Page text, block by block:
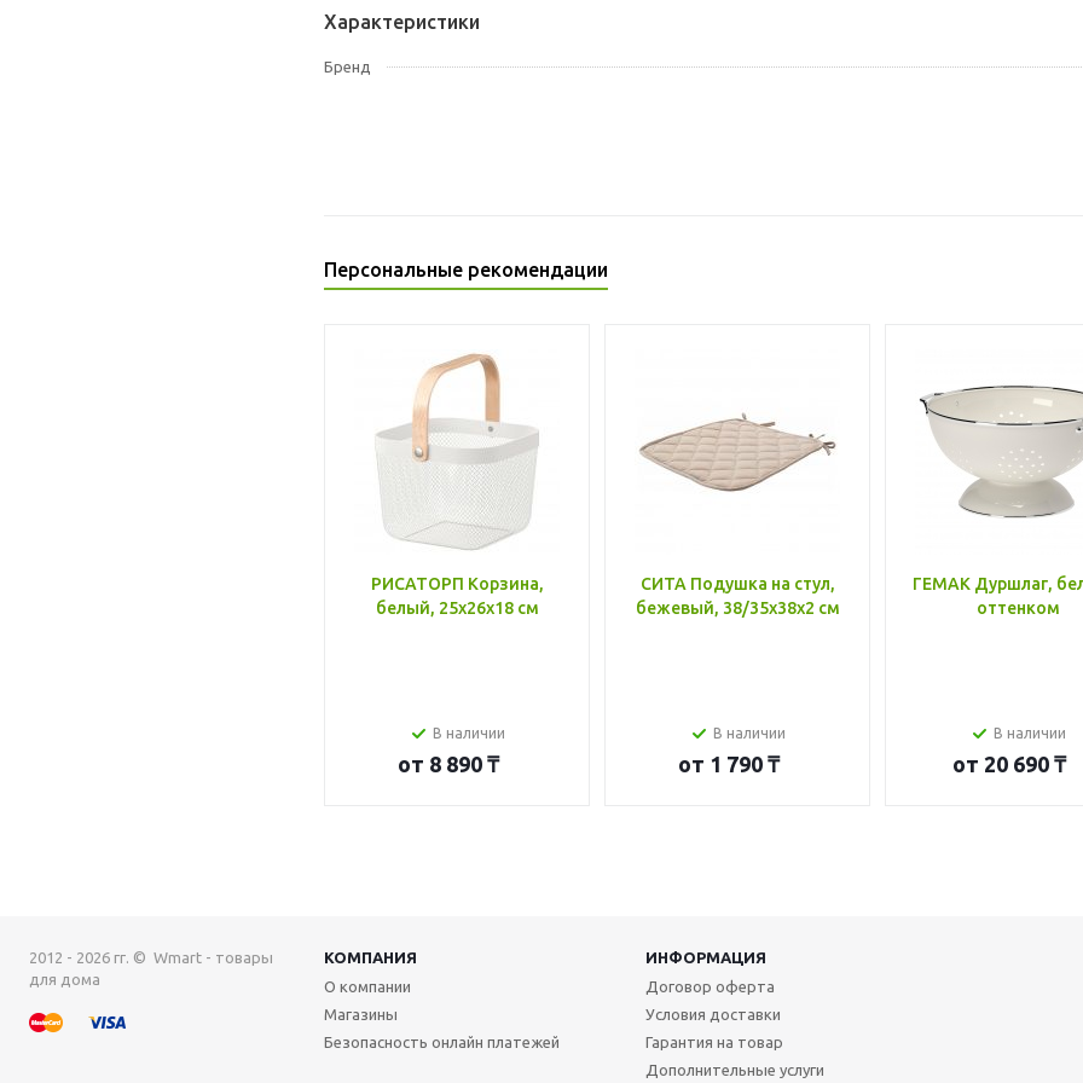
Характеристики
Бренд
Персональные рекомендации
РИСАТОРП Корзина,
белый, 25x26x18 см
В наличии
от 8 890 ₸
СИТА Подушка на стул,
бежевый, 38/35x38x2 см
В наличии
от 1 790 ₸
ГЕМАК Дуршлаг,
оттенком
В наличии
от 20 690 ₸
2012 - 2026 гг. © Wmart - товары
для дома
КОМПАНИЯ
ИНФОРМАЦИЯ
О компании
Магазины
Безопасность онлайн платежей
Договор оферта
Условия доставки
Гарантия на товар
Дополнительные услуги